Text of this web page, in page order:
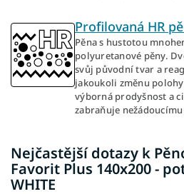
Profilovaná HR
Pěna s hustotou
polyuretanové pěny.
svůj původní tvar a
jakoukoli změnu
výborná prodyšnost a
zabraňuje
Nejčastější dotazy k
Favorit Plus 140x200 -
WHITE